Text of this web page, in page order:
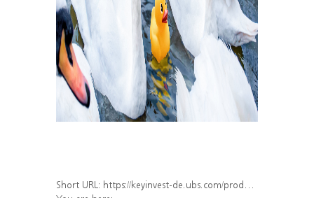
Short URL: https://keyinvest-de.ubs.com/produkt/detail/index/isin/DE000WA509L0